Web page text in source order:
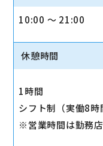
10:00 〜 21:00
休憩時間
1時間
シフト制（実働8時
※営業時間は勤務店